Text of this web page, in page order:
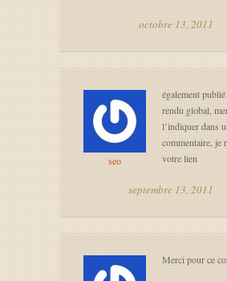
octobre 13, 2011
seo
également
rendu global,
l’indiquer dans
commentaire, je
votre lien
septembre 13, 2011
Merci pour ce